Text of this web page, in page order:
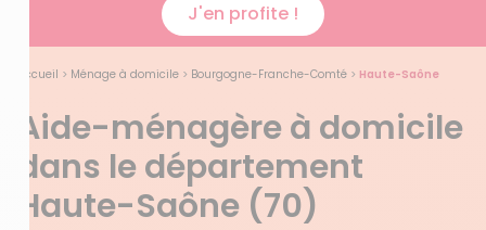
J'en profite !
Accueil > Ménage à domicile > Bourgogne-Franche-Comté > Haute-Saône
Aide-ménagère à domicile
dans le département
Haute-Saône (70)